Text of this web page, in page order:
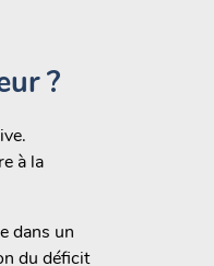
?
à la
dans un
du déficit